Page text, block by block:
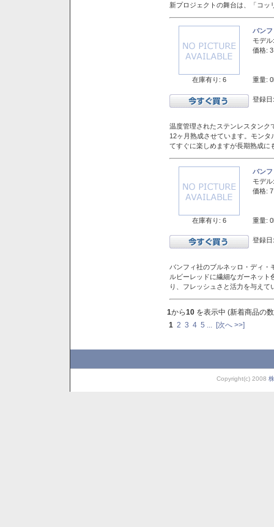
新プロジェクトの舞台は、「コ
在庫有り: 6
バン
モデル:
価格:
重量:
登録
温度管理されたステンレスタンク
12ヶ月熟成させています。モン
てすぐに楽しめますが長期熟成に
在庫有り: 6
バン
モデル:
価格:
重量:
登録
バンフィ社のブルネッロ・ディ
ルビーレッドに繊細なガーネッ
り、フレッシュさと活力を与え
1から10 を表示中 (新着商品の
1 2 3 4 5 [次へ >>]
Copyright(c) 2008